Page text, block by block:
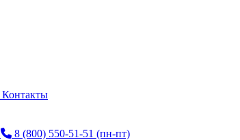
Контакты
8 (800) 550-51-51 (пн-пт)